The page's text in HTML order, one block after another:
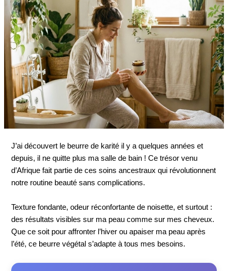
J’ai découvert le beurre de karité il y a quelques années et
depuis, il ne quitte plus ma salle de bain ! Ce trésor venu
d’Afrique fait partie de ces soins ancestraux qui révolutionnent
notre routine beauté sans complications.
Texture fondante, odeur réconfortante de noisette, et surtout :
des résultats visibles sur ma peau comme sur mes cheveux.
Que ce soit pour affronter l’hiver ou apaiser ma peau après
l’été, ce beurre végétal s’adapte à tous mes besoins.